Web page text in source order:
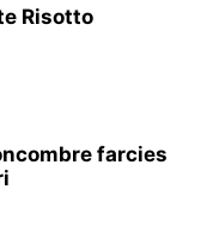
Risotto
farcies